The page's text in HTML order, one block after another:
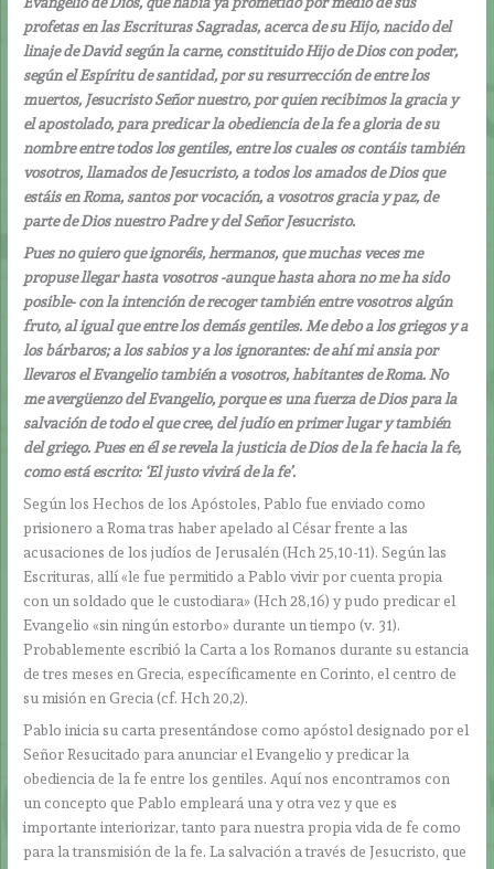
profetas en las Escrituras Sagradas, acerca de su Hijo, nacido del
linaje de David según la carne, constituido Hijo de Dios con poder,
según el Espíritu de santidad, por su resurrección de entre los
muertos, Jesucristo Señor nuestro, por quien recibimos la gracia y
el apostolado, para predicar la obediencia de la fe a gloria de su
nombre entre todos los gentiles, entre los cuales os contáis también
vosotros, llamados de Jesucristo, a todos los amados de Dios que
estáis en Roma, santos por vocación, a vosotros gracia y paz, de
parte de Dios nuestro Padre y del Señor Jesucristo.
Pues no quiero que ignoréis, hermanos, que muchas veces me
propuse llegar hasta vosotros -aunque hasta ahora no me ha sido
posible- con la intención de recoger también entre vosotros algún
fruto, al igual que entre los demás gentiles. Me debo a los griegos y a
los bárbaros; a los sabios y a los ignorantes: de ahí mi ansia por
llevaros el Evangelio también a vosotros, habitantes de Roma. No
me avergüenzo del Evangelio, porque es una fuerza de Dios para la
salvación de todo el que cree, del judío en primer lugar y también
del griego. Pues en él se revela la justicia de Dios de la fe hacia la fe,
como está escrito: ‘El justo vivirá de la fe’.
Según los Hechos de los Apóstoles, Pablo fue enviado como
prisionero a Roma tras haber apelado al César frente a las
acusaciones de los judíos de Jerusalén (Hch 25,10-11). Según las
Escrituras, allí «le fue permitido a Pablo vivir por cuenta propia
con un soldado que le custodiara» (Hch 28,16) y pudo predicar el
Evangelio «sin ningún estorbo» durante un tiempo (v. 31).
Probablemente escribió la Carta a los Romanos durante su estancia
de tres meses en Grecia, específicamente en Corinto, el centro de
su misión en Grecia (cf. Hch 20,2).
Pablo inicia su carta presentándose como apóstol designado por el
Señor Resucitado para anunciar el Evangelio y predicar la
obediencia de la fe entre los gentiles. Aquí nos encontramos con
un concepto que Pablo empleará una y otra vez y que es
importante interiorizar, tanto para nuestra propia vida de fe como
para la transmisión de la fe. La salvación a través de Jesucristo, que